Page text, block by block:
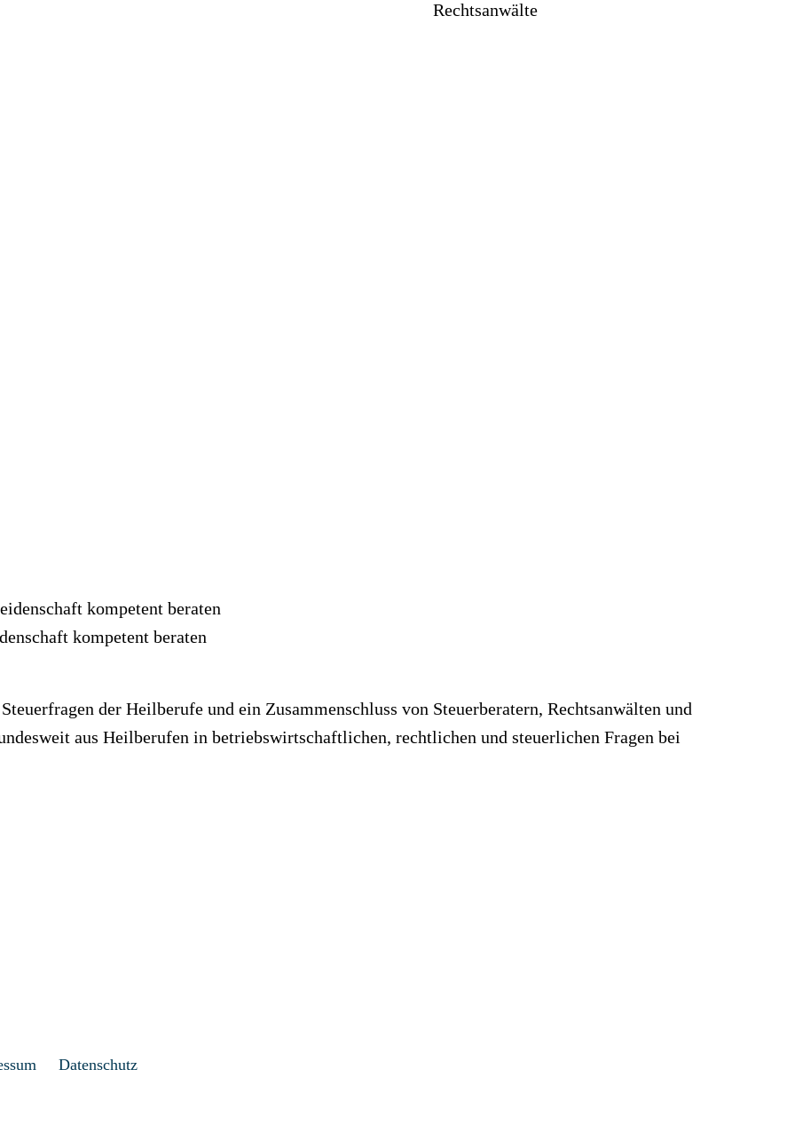
Rechtsanwälte
kompetent beraten
der Heilberufe und ein Zusammenschluss von Steuerberatern, Rechtsanwälten und
aus Heilberufen in betriebswirtschaftlichen, rechtlichen und steuerlichen Fragen bei
Datenschutz